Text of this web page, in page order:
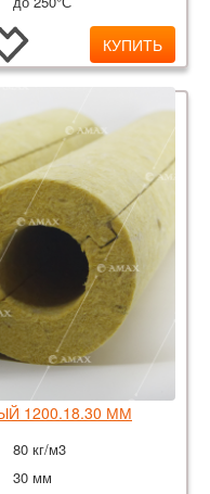
КУПИТЬ
1200.18.30 ММ
80 кг/м3
30 мм